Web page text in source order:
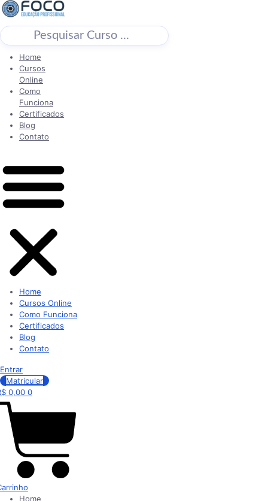
Home
Cursos
Online
Como
Funciona
Certificados
Blog
Contato
Home
Cursos Online
Como Funciona
Certificados
Blog
Contato
Entrar
Matricular
0,00 0
Home